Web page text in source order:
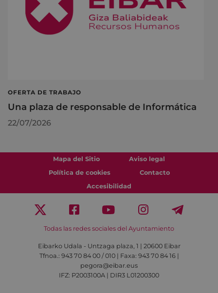
OFERTA DE TRABAJO
Una plaza de responsable de Informática
22/07/2026
Mapa del Sitio
Aviso legal
Política de cookies
Contacto
Accesibilidad
Todas las redes sociales del Ayuntamiento
Eibarko Udala - Untzaga plaza, 1 | 20600 Eibar
Tfnoa.: 943 70 84 00 / 010 | Faxa: 943 70 84 16 |
pegora@eibar.eus
IFZ: P2003100A | DIR3 L01200300